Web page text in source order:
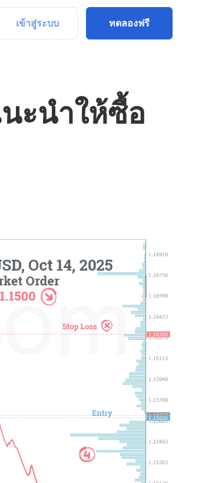
เข้าสู่ระบบ ทดลองฟรี
ะนำให้ซื้อ